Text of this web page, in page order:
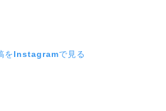
をInstagramで見る